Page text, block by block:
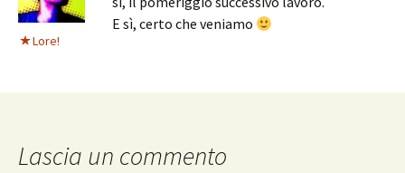
Lore!
E sì, certo che veniamo
Lascia un commento